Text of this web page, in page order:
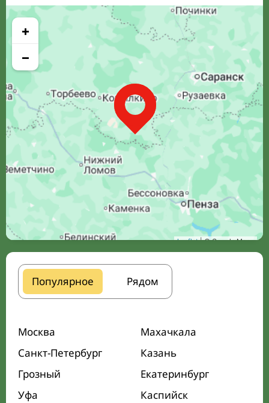
+
−
Leaflet| © Google Maps
Популярное Рядом
Москва
Махачкала
Санкт-Петербург
Казань
Грозный
Екатеринбург
Уфа
Каспийск